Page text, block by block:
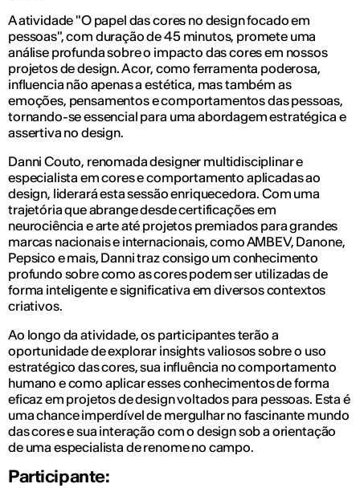
A atividade "O papel das cores no design focado em
pessoas", com duração de 45 minutos, promete uma
análise profunda sobre o impacto das cores em nossos
projetos de design. A cor, como ferramenta poderosa,
influencia não apenas a estética, mas também as
emoções, pensamentos e comportamentos das pessoas,
tornando-se essencial para uma abordagem estratégica e
assertiva no design.
Danni Couto, renomada designer multidisciplinar e
especialista em cores e comportamento aplicadas ao
design, liderará esta sessão enriquecedora. Com uma
trajetória que abrange desde certificações em
neurociência e arte até projetos premiados para grandes
marcas nacionais e internacionais, como AMBEV, Danone,
Pepsico e mais, Danni traz consigo um conhecimento
profundo sobre como as cores podem ser utilizadas de
forma inteligente e significativa em diversos contextos
criativos.
Ao longo da atividade, os participantes terão a
oportunidade de explorar insights valiosos sobre o uso
estratégico das cores, sua influência no comportamento
humano e como aplicar esses conhecimentos de forma
eficaz em projetos de design voltados para pessoas. Esta é
uma chance imperdível de mergulhar no fascinante mundo
das cores e sua interação com o design sob a orientação
de uma especialista de renome no campo.
Participante: